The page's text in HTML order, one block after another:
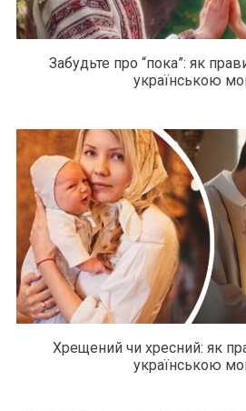
Забудьте про “пока”: як
українською
Хрещений чи хресний: як
українською